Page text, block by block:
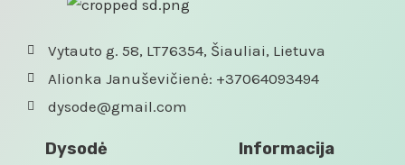
Vytauto g. 58, LT76354, Šiauliai, Lietuva
Alionka Januševičienė: +37064093494
dysode@gmail.com
Dysodė Informacija